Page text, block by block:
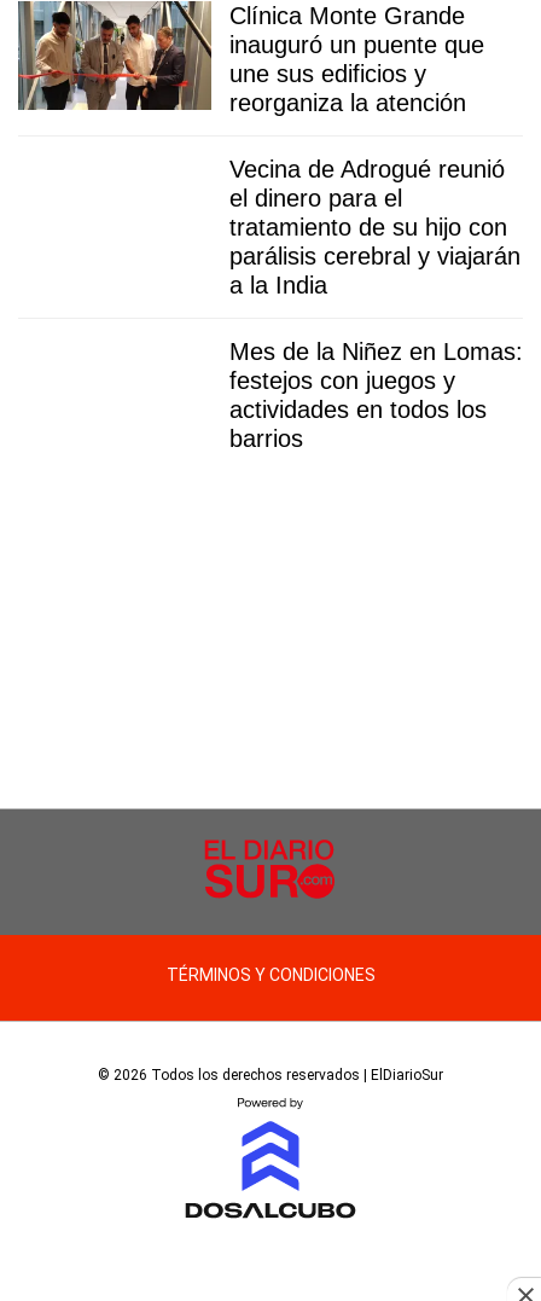
Clínica Monte Grande
inauguró un puente que
une sus edificios y
reorganiza la atención
Vecina de Adrogué reunió
el dinero para el
tratamiento de su hijo con
parálisis cerebral y viajarán
a la India
Mes de la Niñez en Lomas:
festejos con juegos y
actividades en todos los
barrios
TÉRMINOS Y CONDICIONES
© 2026 Todos los derechos reservados | ElDiarioSur